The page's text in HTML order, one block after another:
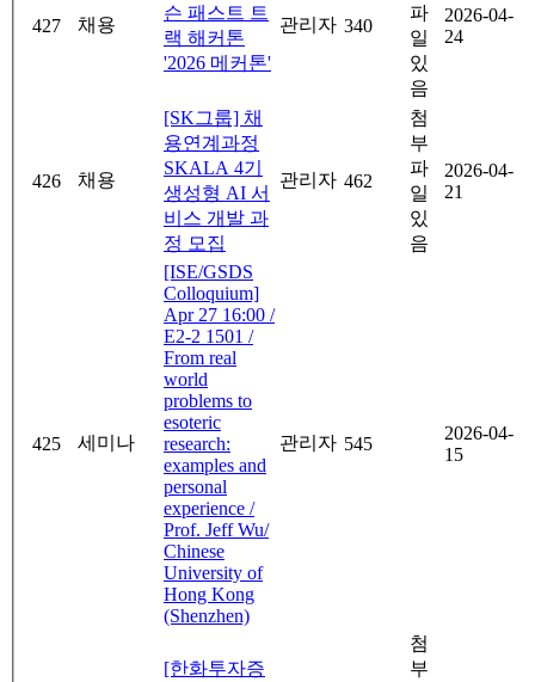
427 채용
슨 패스트 트
랙 해커톤
'2026 메커톤'
관리자 340
파
일
있
음
2026-04-
24
426 채용
[SK그룹] 채
용연계과정
SKALA 4기
생성형 AI 서
비스 개발 과
정 모집
관리자 462
첨
부
파
일
있
음
2026-04-
21
425 세미나
[ISE/GSDS
Colloquium]
Apr 27 16:00 /
E2-2 1501 /
From real
world
problems to
esoteric
research:
examples and
personal
experience /
Prof. Jeff Wu/
Chinese
University of
Hong Kong
(Shenzhen)
관리자 545
2026-04-
15
[한화투자증
첨
부